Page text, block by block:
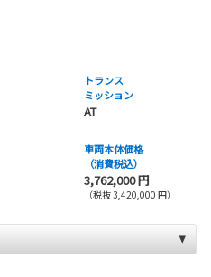
トランス
ミッション
AT
車両本体価格
（消費税込）
3,762,000 円
（税抜 3,420,000 円）